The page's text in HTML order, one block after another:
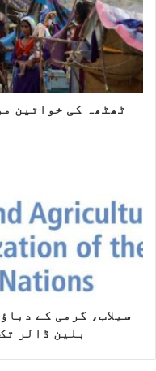
ٹھٹھہ کی خواتین
بلین ڈالر